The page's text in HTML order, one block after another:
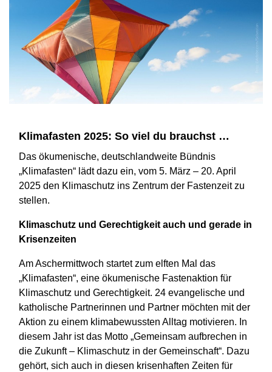
Klimafasten 2025: So viel du brauchst …
Das ökumenische, deutschlandweite Bündnis
„Klimafasten“ lädt dazu ein, vom 5. März – 20. April
2025 den Klimaschutz ins Zentrum der Fastenzeit zu
stellen.
Klimaschutz und Gerechtigkeit auch und gerade in
Krisenzeiten
Am Aschermittwoch startet zum elften Mal das
„Klimafasten“, eine ökumenische Fastenaktion für
Klimaschutz und Gerechtigkeit. 24 evangelische und
katholische Partnerinnen und Partner möchten mit der
Aktion zu einem klimabewussten Alltag motivieren. In
diesem Jahr ist das Motto „Gemeinsam aufbrechen in
die Zukunft – Klimaschutz in der Gemeinschaft“. Dazu
gehört, sich auch in diesen krisenhaften Zeiten für